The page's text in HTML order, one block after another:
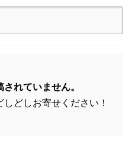
れていません。
どしお寄せください！